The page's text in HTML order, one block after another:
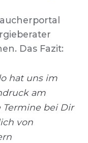
Das Fazit:
hat uns im
am
Termine bei Dir
von